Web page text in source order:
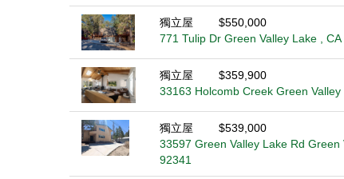
獨立屋
$550,000
771 Tulip Dr Green Valley Lake , CA
獨立屋
$359,900
33163 Holcomb Creek Green Valley
獨立屋
$539,000
33597 Green Valley Lake Rd Green
92341